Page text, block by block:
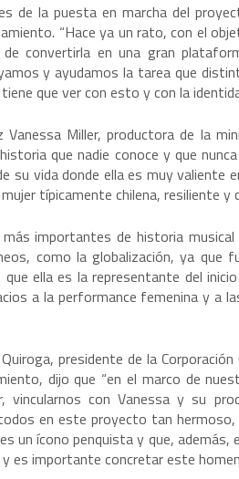
de la puesta en marcha del
“Hace ya un rato, con el
convertirla en una gran
y ayudamos la tarea que
que ver con esto y con la
Miller, productora de la
que nadie conoce y que
su vida donde ella es muy valiente
típicamente chilena, resiliente y
importantes de historia
como la globalización, ya que
ella es la representante del
a la performance femenina y a
presidente de la
dijo que “en el marco de
vincularnos con Vanessa y su
en este proyecto tan
un ícono penquista y que,
es importante concretar este